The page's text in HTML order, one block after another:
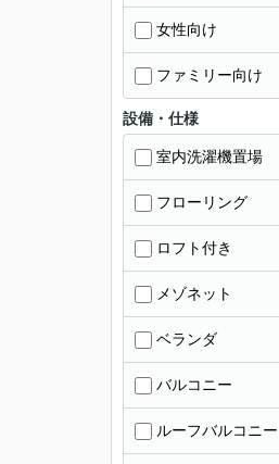
女性向け
ファミリー向け
設備・仕様
室内洗濯機置場
フローリング
ロフト付き
メゾネット
ベランダ
バルコニー
ルーフバルコニー